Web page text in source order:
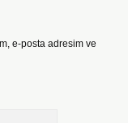
e-posta adresim ve